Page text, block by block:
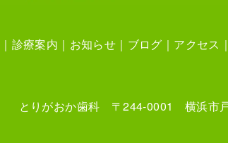
診療案内 お知らせ ブログ アクセス
とりがおか歯科 〒244-0001 横浜市